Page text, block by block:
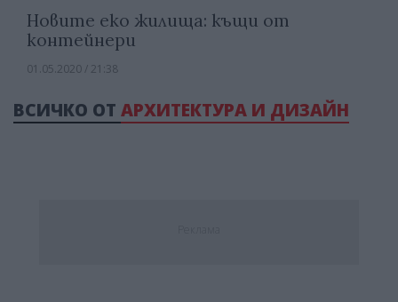
Новите еко жилища: къщи от
контейнери
01.05.2020 / 21:38
ВСИЧКО ОТ АРХИТЕКТУРА И ДИЗАЙН